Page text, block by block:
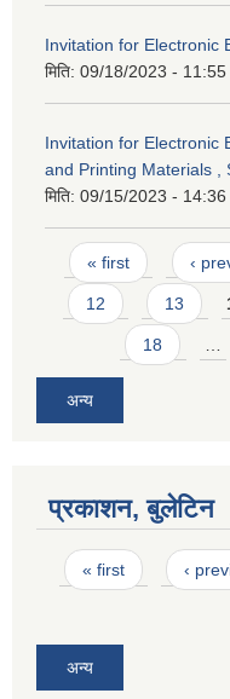
Invitation for Electronic
मिति: 09/18/2023 - 11:55
Invitation for Electronic
and Printing Materials ,
मिति: 09/15/2023 - 14:36
Pages
« first ‹
12 13
18
अन्य
प्रकाशन, बुलेटिन
Pages
« first ‹
अन्य